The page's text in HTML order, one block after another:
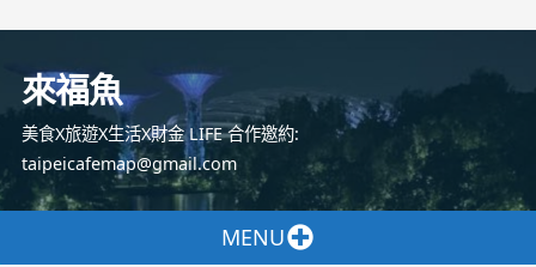
容
來福魚
美食X旅遊X生活X財金 LIFE 合作邀約:
taipeicafemap@gmail.com
MENU